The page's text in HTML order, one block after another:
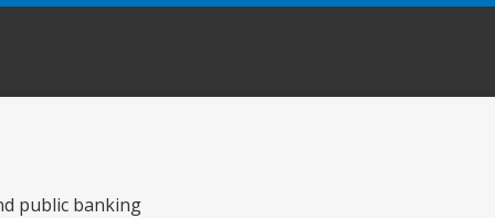
public banking